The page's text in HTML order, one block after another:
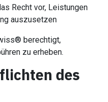
Recht vor, Leistungen
auszusetzen
berechtigt,
zu erheben.
des